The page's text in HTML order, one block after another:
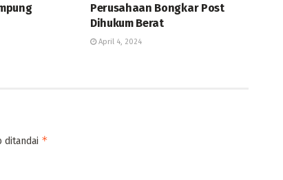
Perusahaan Bongkar Post
Dihukum Berat
April 4, 2024
ditandai *